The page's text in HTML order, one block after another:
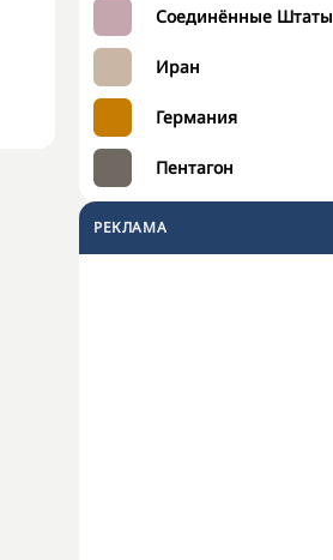
Соединённые Штаты
Иран
Германия
Пентагон
РЕКЛАМА